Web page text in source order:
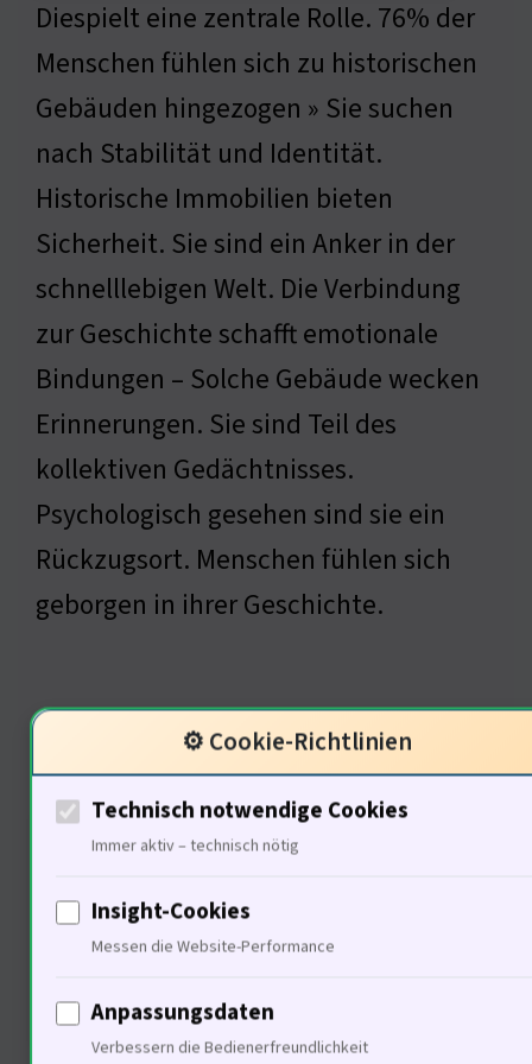
Diespielt eine zentrale Rolle. 76% der
Menschen fühlen sich zu historischen
Gebäuden hingezogen » Sie suchen
nach Stabilität und Identität.
Historische Immobilien bieten
Sicherheit. Sie sind ein Anker in der
schnelllebigen Welt. Die Verbindung
zur Geschichte schafft emotionale
Bindungen – Solche Gebäude wecken
Erinnerungen. Sie sind Teil des
kollektiven Gedächtnisses.
Psychologisch gesehen sind sie ein
Rückzugsort. Menschen fühlen sich
geborgen in ihrer Geschichte.
Ökonomische Aspekte
historischer Immobilien
⚙️ Cookie-Richtlinien
Technisch notwendige Cookies
Immer aktiv – technisch nötig
Insight-Cookies
Messen die Website-Performance
Anpassungsdaten
Verbessern die Bedienerfreundlichkeit